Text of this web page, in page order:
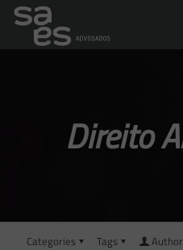
Direito
Categories Tags